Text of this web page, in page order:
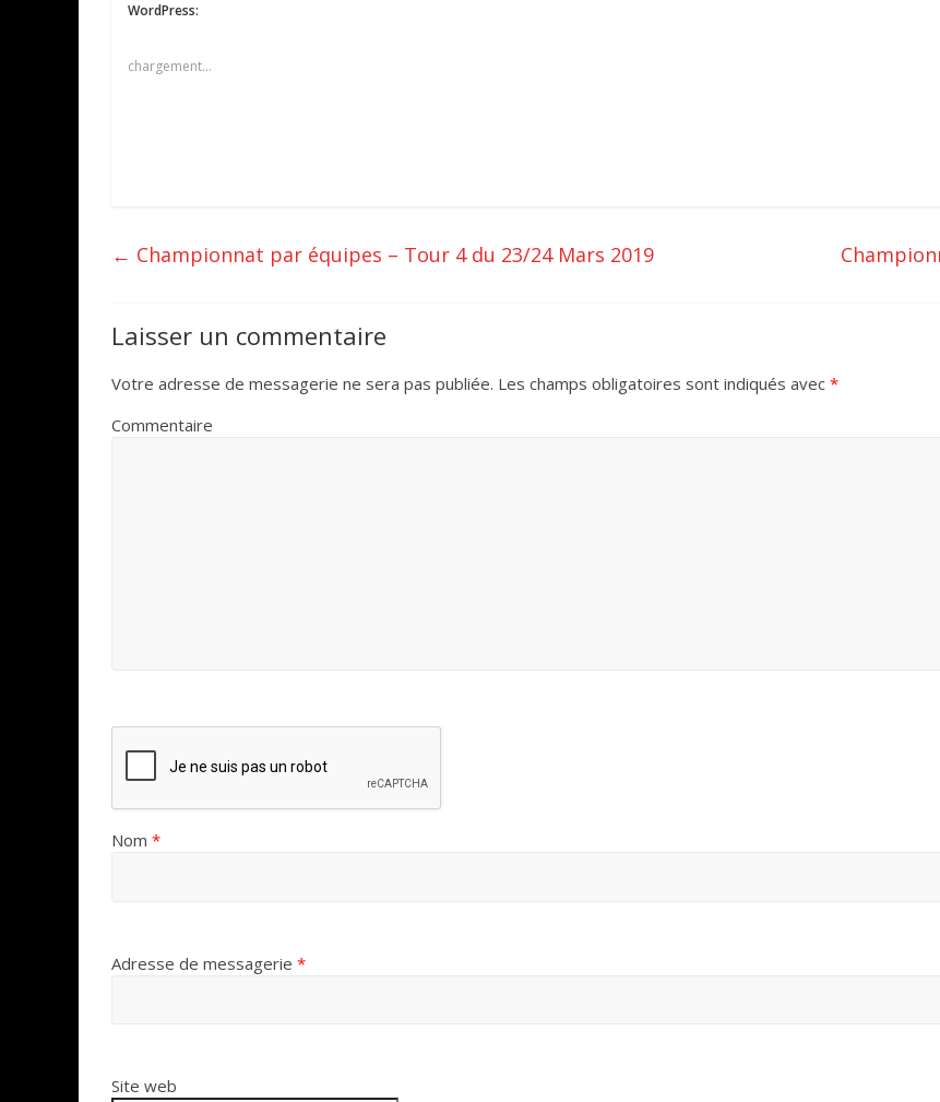
WordPress:
chargement…
← Championnat par équipes – Tour 4 du 23/24 Mars 2019
Laisser un commentaire
Votre adresse de messagerie ne sera pas publiée. Les champs obligatoires sont indiqués avec *
Commentaire
Nom *
Adresse de messagerie *
Site web